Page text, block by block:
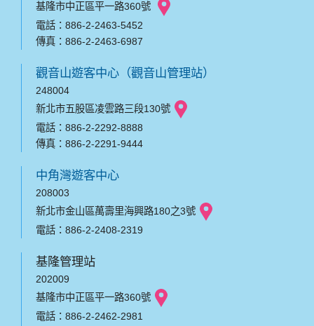
基隆市中正區平一路360號
電話：886-2-2463-5452
傳真：886-2-2463-6987
觀音山遊客中心（觀音山管理站）
248004
新北市五股區凌雲路三段130號
電話：886-2-2292-8888
傳真：886-2-2291-9444
中角灣遊客中心
208003
新北市金山區萬壽里海興路180之3號
電話：886-2-2408-2319
基隆管理站
202009
基隆市中正區平一路360號
電話：886-2-2462-2981